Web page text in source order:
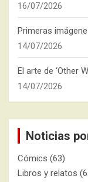
16/07/2026
Primeras
14/07/2026
El arte de ‘Other
14/07/2026
Noticias
Cómics (63)
Libros y relatos